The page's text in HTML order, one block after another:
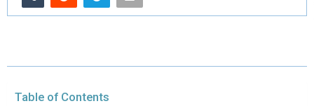
T
R
O E
T
I
Table of Contents